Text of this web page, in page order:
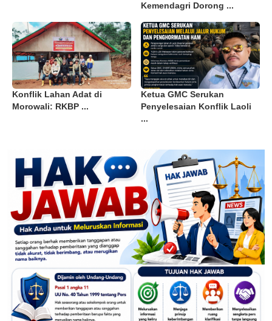
Kemendagri Dorong ...
Konflik Lahan Adat di
Morowali: RKBP ...
Ketua GMC Serukan
Penyelesaian Konflik Laoli
...